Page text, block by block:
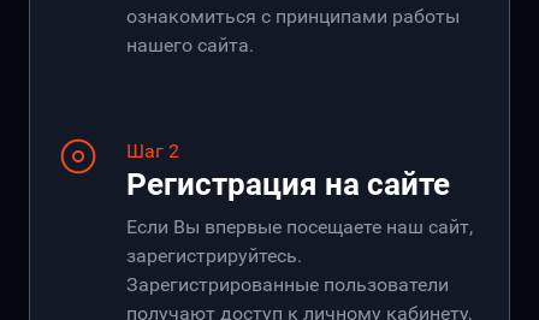
ознакомиться с принципами работы
нашего сайта.
Шаг 2
Регистрация на сайте
Если Вы впервые посещаете наш сайт,
зарегистрируйтесь.
Зарегистрированные пользователи
получают доступ к личному кабинету,